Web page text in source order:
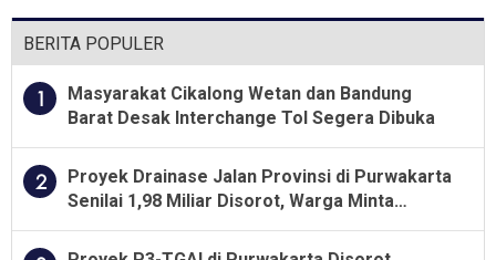
BERITA POPULER
1
Masyarakat Cikalong Wetan dan Bandung
Barat Desak Interchange Tol Segera Dibuka
2
Proyek Drainase Jalan Provinsi di Purwakarta
Senilai 1,98 Miliar Disorot, Warga Minta